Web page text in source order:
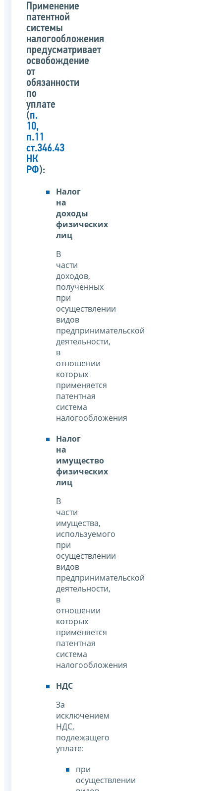
Применение
патентной
системы
налогообложения
предусматривает
освобождение
от
обязанности
по
уплате
(п.
10,
п.11
ст.346.43
НК
РФ):
Налог
на
доходы
физических
лиц
В
части
доходов,
полученных
при
осуществлении
видов
предпринимательской
деятельности,
в
отношении
которых
применяется
патентная
система
налогообложения
Налог
на
имущество
физических
лиц
В
части
имущества,
используемого
при
осуществлении
видов
предпринимательской
деятельности,
в
отношении
которых
применяется
патентная
система
налогообложения
НДС
За
исключением
НДС,
подлежащего
уплате:
при
осуществлении